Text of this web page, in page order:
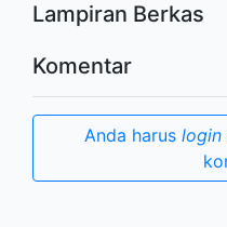
Lampiran Berkas
Komentar
Anda harus login